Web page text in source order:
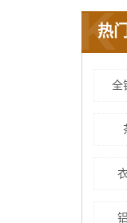
热
K
全